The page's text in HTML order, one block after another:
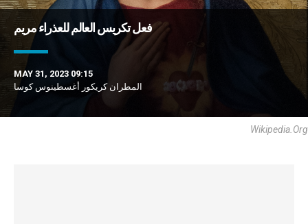
فعل تكريس العالم للعذراء مريم
MAY 31, 2023 09:15
المطران كريكور أغسطينوس كوسا
Wikipedia.org